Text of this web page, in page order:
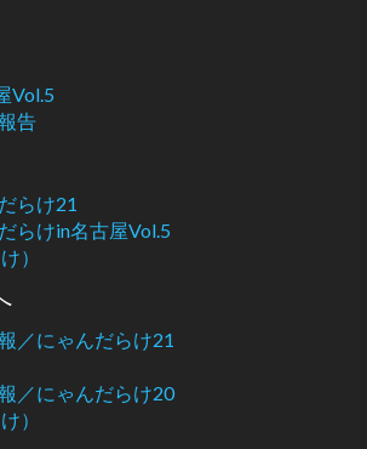
Vol.5
告
らけ21
らけin名古屋Vol.5
）
／にゃんだらけ21
／にゃんだらけ20
）